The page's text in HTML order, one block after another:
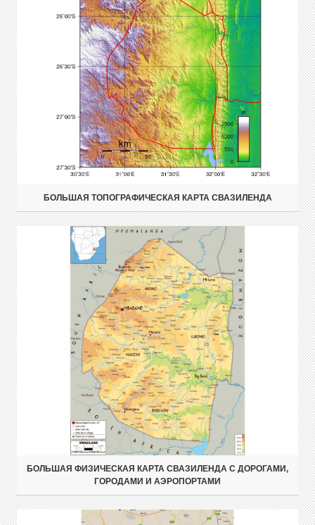
БОЛЬШАЯ ТОПОГРАФИЧЕСКАЯ КАРТА СВАЗИЛЕНДА
БОЛЬШАЯ ФИЗИЧЕСКАЯ КАРТА СВАЗИЛЕНДА С ДОРОГАМИ,
ГОРОДАМИ И АЭРОПОРТАМИ